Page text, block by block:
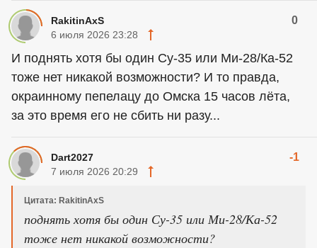
RakitinAxS 0
6 июля 2026 23:28
И поднять хотя бы один Су-35 или Ми-28/Ка-52
тоже нет никакой возможности? И то правда,
окраинному пепелацу до Омска 15 часов лёта,
за это время его не сбить ни разу...
Dart2027 -1
7 июля 2026 20:29
Цитата: RakitinAxS
поднять хотя бы один Су-35 или Ми-28/Ка-52
тоже нет никакой возможности?